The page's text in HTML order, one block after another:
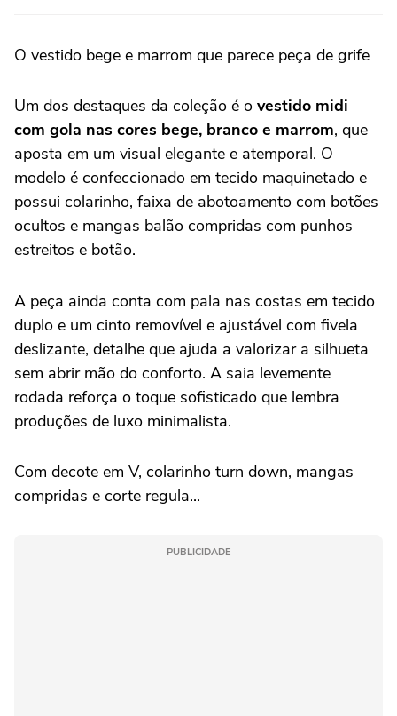
O vestido bege e marrom que parece peça de grife
Um dos destaques da coleção é o vestido midi
com gola nas cores bege, branco e marrom, que
aposta em um visual elegante e atemporal. O
modelo é confeccionado em tecido maquinetado e
possui colarinho, faixa de abotoamento com botões
ocultos e mangas balão compridas com punhos
estreitos e botão.
A peça ainda conta com pala nas costas em tecido
duplo e um cinto removível e ajustável com fivela
deslizante, detalhe que ajuda a valorizar a silhueta
sem abrir mão do conforto. A saia levemente
rodada reforça o toque sofisticado que lembra
produções de luxo minimalista.
Com decote em V, colarinho turn down, mangas
compridas e corte regula...
PUBLICIDADE